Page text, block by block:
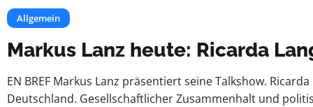
Allgemein
Markus Lanz heute: Ricarda
EN BREF Markus Lanz präsentiert seine Talkshow.
Deutschland. Gesellschaftlicher Zusammenhalt und